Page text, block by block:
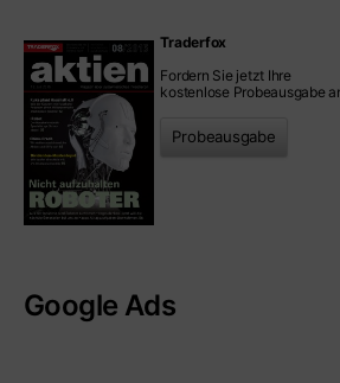
Traderfox
Fordern Sie jetzt Ihre
kostenlose Probeausgabe
Probeausgabe
Google Ads